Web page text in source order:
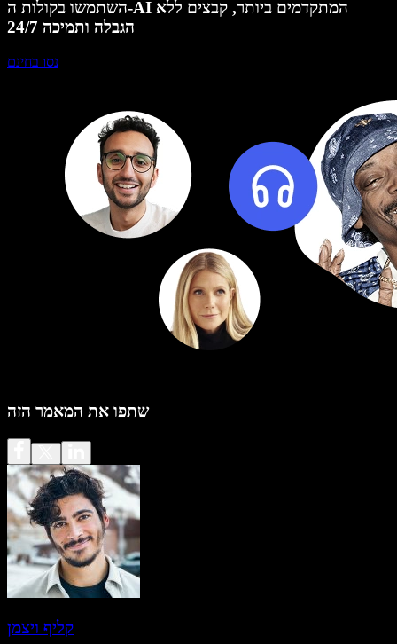
השתמשו בקולות ה-AI המתקדמים ביותר, קבצים ללא
הגבלה ותמיכה 24/7
נסו בחינם
שתפו את המאמר הזה
קליף ויצמן